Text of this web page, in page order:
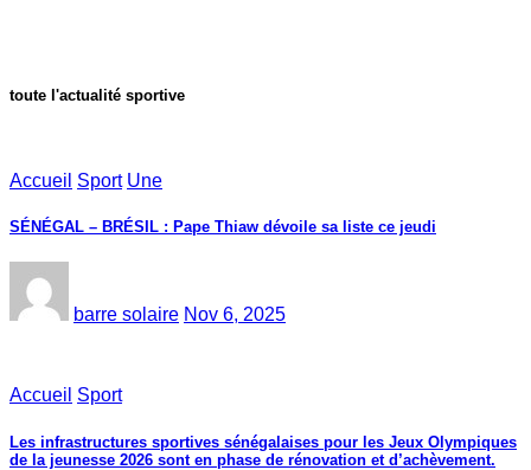
toute l'actualité sportive
Accueil Sport Une
SÉNÉGAL – BRÉSIL : Pape Thiaw dévoile sa liste ce jeudi
barre solaire Nov 6, 2025
Accueil Sport
Les infrastructures sportives sénégalaises pour les Jeux Olympiques
de la jeunesse 2026 sont en phase de rénovation et d’achèvement.